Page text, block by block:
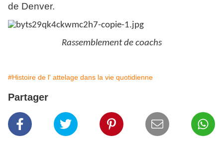
de Denver.
Rassemblement de coachs
#Histoire de l' attelage dans la vie quotidienne
Partager